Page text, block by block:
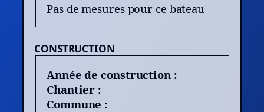
Pas de mesures pour ce bateau
CONSTRUCTION
Année de construction :
Chantier :
Commune :